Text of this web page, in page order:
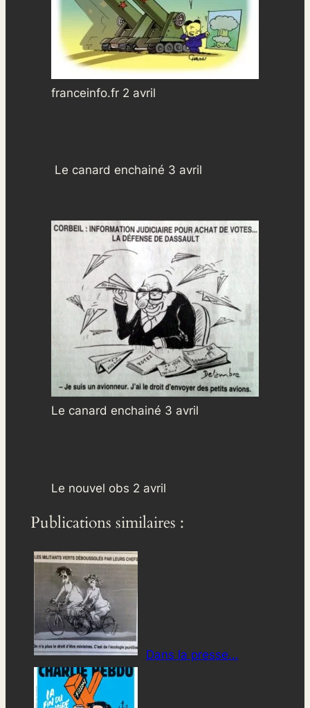
franceinfo.fr 2 avril
Le canard enchainé 3 avril
Le canard enchainé 3 avril
Le nouvel obs 2 avril
Publications similaires :
Dans la presse…